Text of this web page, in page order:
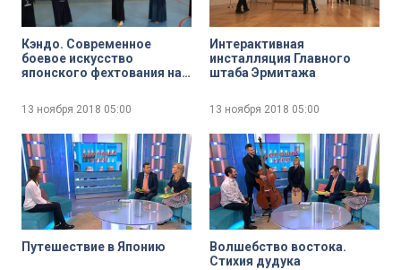
Кэндо. Современное
боевое искусство
японского фехтования на
13 ноября 2018 05:00
Интерактивная
инсталляция Главного
штаба Эрмитажа
13 ноября 2018 05:00
Путешествие в Японию
Волшебство востока.
Стихия дудука